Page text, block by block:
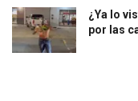
¿Ya lo
por las